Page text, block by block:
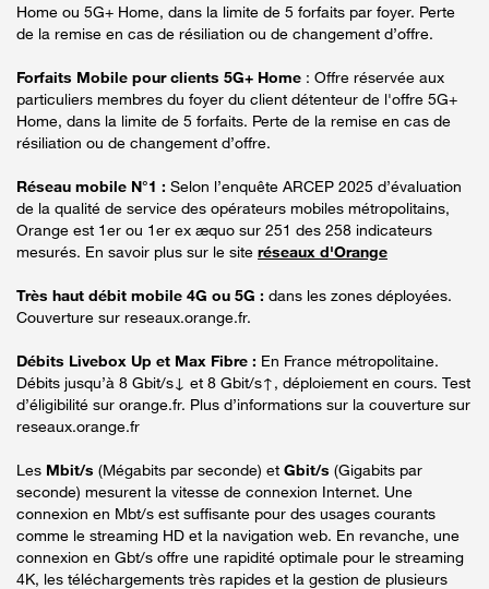
Home ou 5G+ Home, dans la limite de 5 forfaits par foyer. Perte
de la remise en cas de résiliation ou de changement d’offre.
Forfaits Mobile pour clients 5G+ Home : Offre réservée aux
particuliers membres du foyer du client détenteur de l'offre 5G+
Home, dans la limite de 5 forfaits. Perte de la remise en cas de
résiliation ou de changement d’offre.
Réseau mobile N°1 : Selon l’enquête ARCEP 2025 d’évaluation
de la qualité de service des opérateurs mobiles métropolitains,
Orange est 1er ou 1er ex æquo sur 251 des 258 indicateurs
mesurés. En savoir plus sur le site réseaux d'Orange
Très haut débit mobile 4G ou 5G : dans les zones déployées.
Couverture sur reseaux.orange.fr.
Débits Livebox Up et Max Fibre : En France métropolitaine.
Débits jusqu’à 8 Gbit/s↓ et 8 Gbit/s↑, déploiement en cours. Test
d’éligibilité sur orange.fr. Plus d’informations sur la couverture sur
reseaux.orange.fr
Les Mbit/s (Mégabits par seconde) et Gbit/s (Gigabits par
seconde) mesurent la vitesse de connexion Internet. Une
connexion en Mbt/s est suffisante pour des usages courants
comme le streaming HD et la navigation web. En revanche, une
connexion en Gbt/s offre une rapidité optimale pour le streaming
4K, les téléchargements très rapides et la gestion de plusieurs